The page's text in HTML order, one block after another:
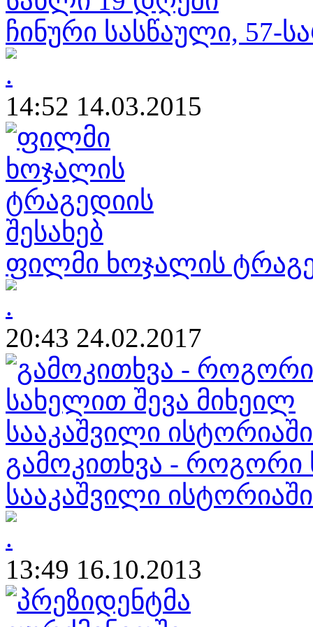
ჩინური სასწაული, 57-
14:52 14.03.2015
ფილმი ხოჯალის
20:43 24.02.2017
გამოკითხვა - როგორი
სააკაშვილი ისტორიაში
13:49 16.10.2013